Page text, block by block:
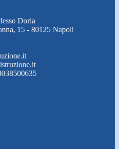
Doria
15 - 80125 Napoli